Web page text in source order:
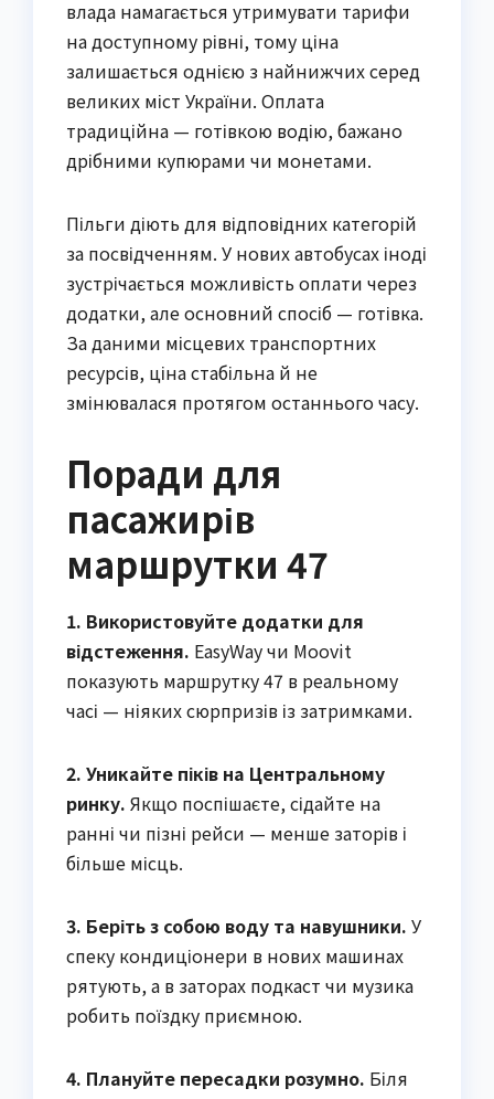
влада намагається утримувати тарифи
на доступному рівні, тому ціна
залишається однією з найнижчих серед
великих міст України. Оплата
традиційна — готівкою водію, бажано
дрібними купюрами чи монетами.
Пільги діють для відповідних категорій
за посвідченням. У нових автобусах іноді
зустрічається можливість оплати через
додатки, але основний спосіб — готівка.
За даними місцевих транспортних
ресурсів, ціна стабільна й не
змінювалася протягом останнього часу.
Поради для
пасажирів
маршрутки 47
1. Використовуйте додатки для
відстеження. EasyWay чи Moovit
показують маршрутку 47 в реальному
часі — ніяких сюрпризів із затримками.
2. Уникайте піків на Центральному
ринку. Якщо поспішаєте, сідайте на
ранні чи пізні рейси — менше заторів і
більше місць.
3. Беріть з собою воду та навушники. У
спеку кондиціонери в нових машинах
рятують, а в заторах подкаст чи музика
робить поїздку приємною.
4. Плануйте пересадки розумно. Біля